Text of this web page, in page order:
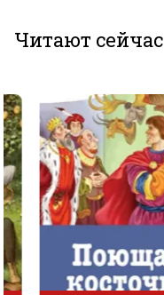
Читают сейчас